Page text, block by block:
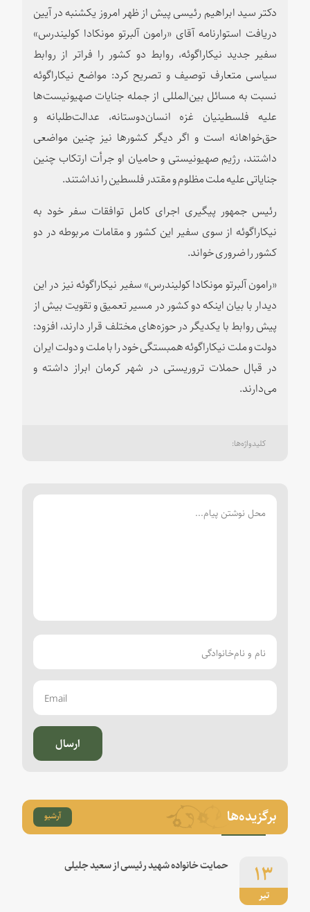
دکتر سید ابراهیم رئیسی پیش از ظهر امروز یکشنبه در آیین
دریافت استوارنامه آقای «رامون آلبرتو مونکادا کولیندرس»
سفیر جدید نیکاراگوئه، روابط دو کشور را فراتر از روابط
سیاسی متعارف توصیف و تصریح کرد: مواضع نیکاراگوئه
نسبت به مسائل بین‌المللی از جمله جنایات صهیونیست‌ها
علیه فلسطینیان غزه انسان‌دوستانه، عدالت‌طلبانه و
حق‌خواهانه است و اگر دیگر کشورها نیز چنین مواضعی
داشتند، رژیم صهیونیستی و حامیان او جرأت ارتکاب چنین
جنایاتی علیه ملت مظلوم و مقتدر فلسطین را نداشتند.
رئیس جمهور پیگیری اجرای کامل توافقات سفر خود به
نیکاراگوئه از سوی سفیر این کشور و مقامات مربوطه در دو
کشور را ضروری خواند.
«رامون آلبرتو مونکادا کولیندرس» سفیر نیکاراگوئه نیز در این
دیدار با بیان اینکه دو کشور در مسیر تعمیق و تقویت بیش از
پیش روابط با یکدیگر در حوزه‌های مختلف قرار دارند، افزود:
دولت و ملت نیکاراگوئه همبستگی خود را با ملت و دولت ایران
در قبال حملات تروریستی در شهر کرمان ابراز داشته و
می‌دارند.
ارسال
برگزیده‌ها آرشیو
تیر
۱۳ حمایت خانواده شهید رئیسی از سعید جلیلی